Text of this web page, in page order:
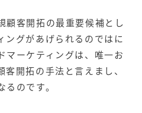
顧客開拓の最重要候補とし
ングがあげられるのではに
マーケティングは、唯一お
開拓の手法と言えまし、
のです。